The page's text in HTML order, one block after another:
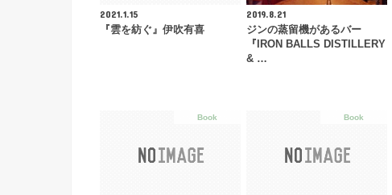
2021.1.15
『雲を紡ぐ』伊吹有喜
2019.8.21
ジンの蒸留機があるバー
『IRON BALLS DISTILLERY
& …
Book Book